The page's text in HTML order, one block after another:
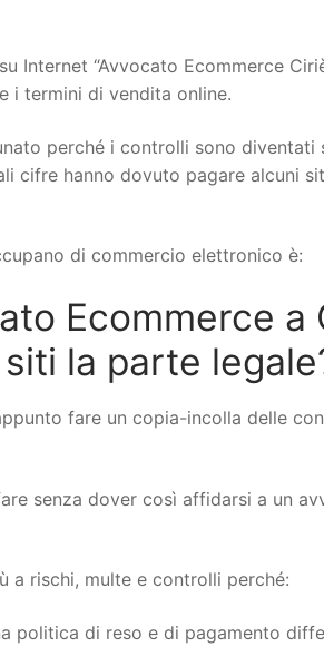
“Avvocato Ecommerce
i termini di vendita online.
perché i controlli sono diventati
cifre hanno dovuto pagare alcuni
di commercio elettronico è:
Ecommerce a
la parte
fare un copia-incolla delle
senza dover così affidarsi a un
a rischi, multe e controlli perché:
politica di reso e di pagamento